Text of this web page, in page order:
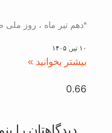
*دهم تیر ماه ، روز ملی
بیشتر بخوانید »
دیدگاهتان را